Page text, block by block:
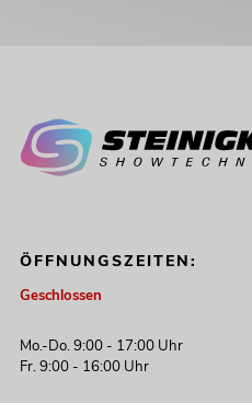
ÖFFNUNGSZEITEN:
Geschlossen
Mo.-Do. 9:00 - 17:00 Uhr
Fr. 9:00 - 16:00 Uhr